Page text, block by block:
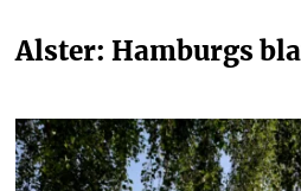
Alster: Hamburgs